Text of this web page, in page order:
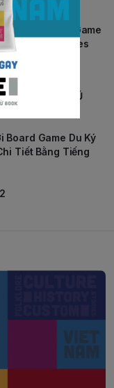
Nhất Mà Mọi Game
Ngũ Hành Games
VẬN HÀNH
– NGŨ
05/2026
Board Game Du Ký
Tiết Bằng Tiếng